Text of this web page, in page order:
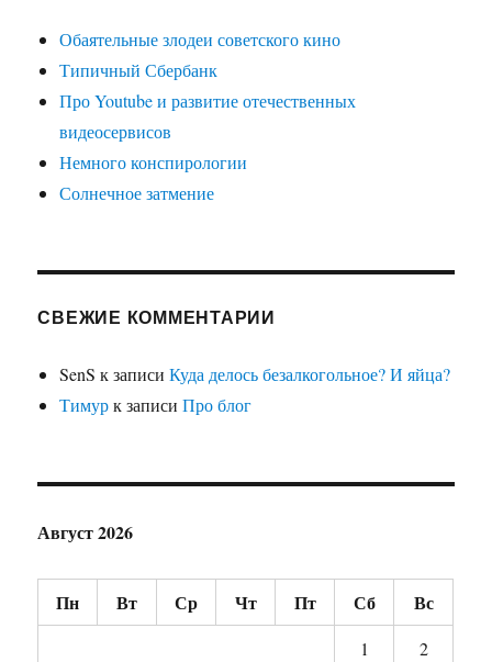
Обаятельные злодеи советского кино
Типичный Сбербанк
Про Youtube и развитие отечественных
видеосервисов
Немного конспирологии
Солнечное затмение
СВЕЖИЕ КОММЕНТАРИИ
SenS к записиКуда делось безалкогольное? И яйца?
Тимурк записиПро блог
Август 2026
Пн Вт Ср Чт Пт Сб Вс
1
2